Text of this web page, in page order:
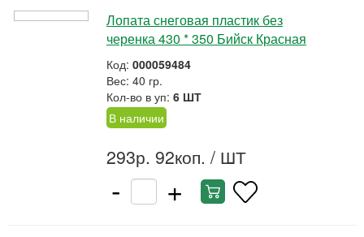
Лопата снеговая пластик без
черенка 430 * 350 Бийск Красная
Код: 000059484
Вес: 40 гр.
Кол-во в уп: 6 ШТ
В наличии
293р. 92коп. / ШТ
- +